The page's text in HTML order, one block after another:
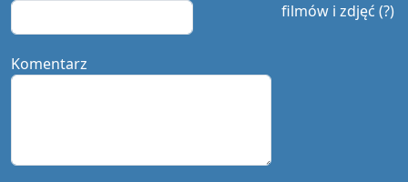
filmów i zdjęć (?)
Komentarz